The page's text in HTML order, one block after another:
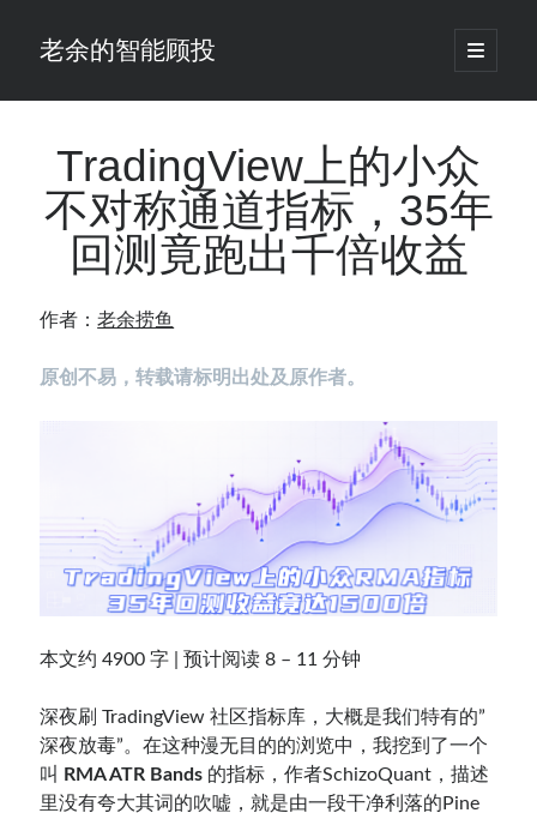
老余的智能顾投
open
primary
Sidebar
最新发表 ：
老余看市：假曙光、核电弹药上膛、AI分化
仓位大小背后的数学：为什么胜率40%的策略，能比胜率60%的更赚钱
码）
我拿Reddit上高赞的趋势策略，认真跑了一遍回测（附代码）
老余看市：长鑫4万亿，A股却蒸发12.4万亿
普通人的5个常见投资错误，可能让你多干12年才能退休
Contact：
TradingView上的小众
不对称通道指标，35年
回测竟跑出千倍收益
作者：老余捞鱼
原创不易，转载请标明出处及原作者。
本文约 4900 字 | 预计阅读 8 – 11 分钟
深夜刷 TradingView 社区指标库，大概是我们特有的”
深夜放毒”。在这种漫无目的的浏览中，我挖到了一个
叫 RMA ATR Bands 的指标，作者SchizoQuant，描述
里没有夸大其词的吹嘘，就是由一段干净利落的Pine